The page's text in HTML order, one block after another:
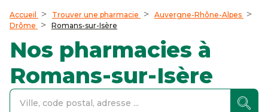
Accueil Trouver une pharmacie
Auvergne-Rhône-Alpes
Drôme
Romans-sur-Isère
Nos pharmacies à
Romans-sur-Isère
accessibility.searchform.label.searchform
accessibility.searchform.label.searchinput
accessibility.searchform.autocomplete_status